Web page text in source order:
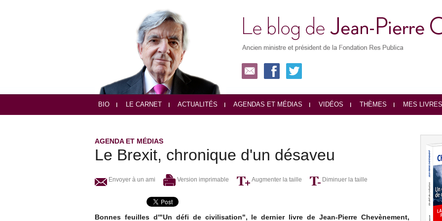
BIO LE CARNET ACTUALITÉS AGENDAS ET MÉDIAS VIDÉOS THÈMES MES LIVRES
AGENDA ET MÉDIAS
Le Brexit, chronique d'un désaveu
Envoyer à un ami Version imprimable Augmenter la taille Diminuer la taille
Bonnes feuilles d'"Un défi de civilisation", le dernier livre de Jean-Pierre Chevènement,